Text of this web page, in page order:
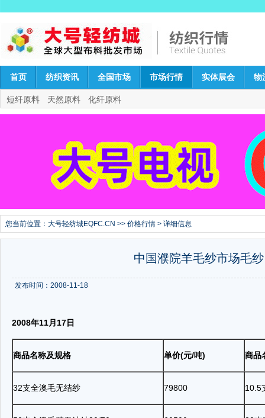
首页 纺织资讯 全国市场 市场行情 实体展会 物
短纤原料 天然原料 化纤原料
您当前位置： 大号轻纺城EQFC.CN >> 价格行情 > 详细信息
中国濮院羊毛纱市场毛
发布时间：2008-11-18
2008年11月 17日
商品名称及规格 单价(元/吨) 商品
32支全澳毛无结纱 79800 10.5